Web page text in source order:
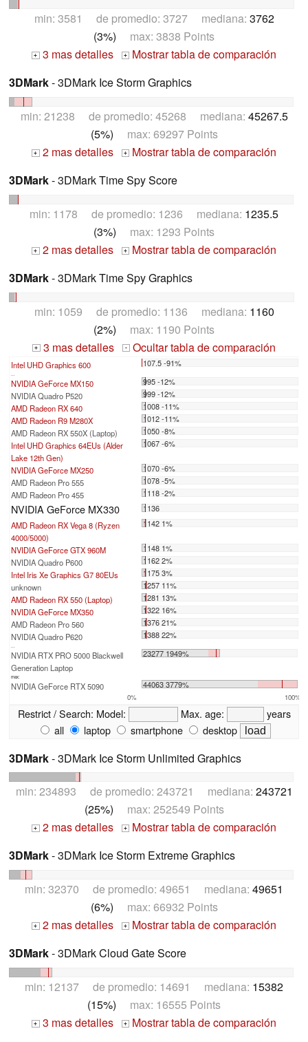
min: 3581 de promedio: 3727 mediana: 3762
(3%) max: 3838 Points
+ 3 mas detalles +
Mostrar tabla de comparación
3DMark- 3DMark Ice Storm Graphics
min: 21238 de promedio: 45268 mediana: 45267.5
(5%) max: 69297 Points
+ 2 mas detalles +
Mostrar tabla de comparación
3DMark- 3DMark Time Spy Score
min: 1178 de promedio: 1236 mediana: 1235.5
(3%) max: 1293 Points
+ 2 mas detalles +
Mostrar tabla de comparación
3DMark- 3DMark Time Spy Graphics
min: 1059 de promedio: 1136 mediana: 1160
(2%) max: 1190 Points
+ 3 mas detalles - Ocultar tabla de comparación
Intel UHD Graphics 600 107.5 -91%
NVIDIA GeForce MX150
995 -12%
NVIDIA Quadro P520
999 -12%
AMD Radeon RX 640
1008 -11%
AMD Radeon R9 M280X
1012 -11%
AMD Radeon RX 550X (Laptop)
1050 -8%
Intel UHD Graphics 64EUs (Alder
Lake 12th Gen)
1067 -6%
NVIDIA GeForce MX250
1070 -6%
AMD Radeon Pro 555
1078 -5%
AMD Radeon Pro 455
1118 -2%
NVIDIA GeForce MX330
1136
AMD Radeon RX Vega 8 (Ryzen
4000/5000)
1142 1%
NVIDIA GeForce GTX 960M
1148 1%
NVIDIA Quadro P600
1162 2%
Intel Iris Xe Graphics G7 80EUs
1175 3%
unknown
1257 11%
AMD Radeon RX 550 (Laptop)
1281 13%
NVIDIA GeForce MX350
1322 16%
AMD Radeon Pro 560
1376 21%
NVIDIA Quadro P620
1388 22%
NVIDIA RTX PRO 5000 Blackwell
Generation Laptop
23277 1949%
max:
NVIDIA GeForce RTX 5090 44063 3779%
0% 100%
Restrict / Search: Model: Max. age:
years
all
laptop smartphone desktop
3DMark- 3DMark Ice Storm Unlimited Graphics
min: 234893 de promedio: 243721 mediana: 243721
(25%) max: 252549 Points
+ 2 mas detalles +
Mostrar tabla de comparación
3DMark- 3DMark Ice Storm Extreme Graphics
min: 32370 de promedio: 49651 mediana: 49651
(6%) max: 66932 Points
+ 2 mas detalles +
Mostrar tabla de comparación
3DMark- 3DMark Cloud Gate Score
min: 12137 de promedio: 14691 mediana: 15382
(15%) max: 16555 Points
+ 3 mas detalles +
Mostrar tabla de comparación